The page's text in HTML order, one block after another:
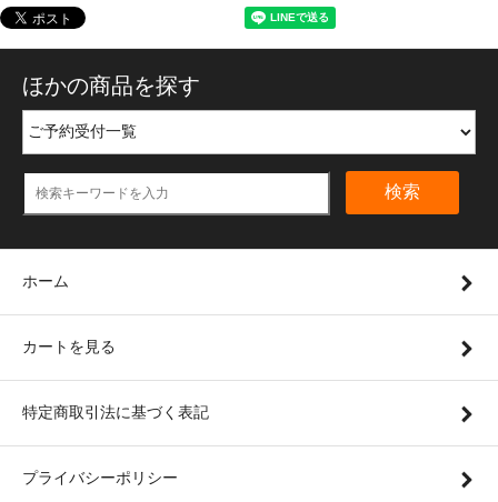
ほかの商品を探す
検索
ホーム
カートを見る
特定商取引法に基づく表記
プライバシーポリシー